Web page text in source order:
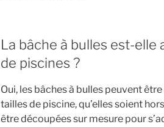
La bâche à bulles est-elle
de piscines ?
Oui, les bâches à bulles peuvent
tailles de piscine, qu’elles soient
être découpées sur mesure pour